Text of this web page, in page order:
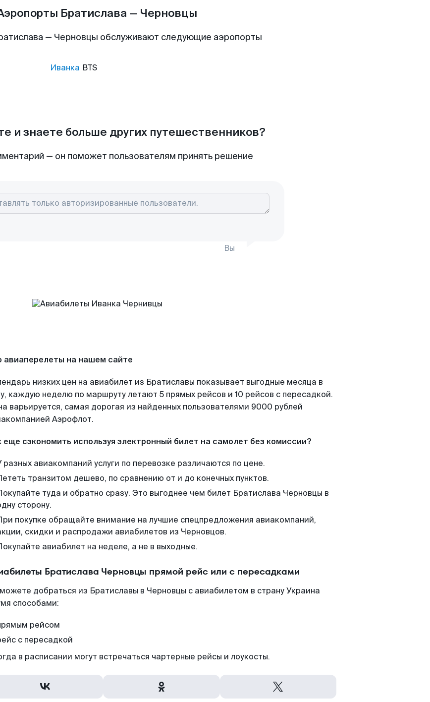
Братислава — Черновцы
— Черновцы обслуживают следующие аэропорты
Иванка BTS
и знаете больше других путешественников?
— он поможет пользователям принять решение
Вы
авиаперелеты на нашем сайте
низких цен на авиабилет из Братиславы показывает выгодные месяца в
каждую неделю по маршруту летают 5 прямых рейсов и 10 рейсов с пересадкой.
варьируется, самая дорогая из найденных пользователями 9000 рублей
Аэрофлот.
еще сэкономить используя электронный билет на самолет без комиссии?
разных авиакомпаний услуги по перевозке различаются по цене.
транзитом дешево, по сравнению от и до конечных пунктов.
туда и обратно сразу. Это выгоднее чем билет Братислава Черновцы в
сторону.
покупке обращайте внимание на лучшие спецпредложения авиакомпаний,
скидки и распродажи авиабилетов из Черновцов.
авиабилет на неделе, а не в выходные.
Братислава Черновцы прямой рейс или с пересадками
добраться из Братиславы в Черновцы с авиабилетом в страну Украина
способами:
рейсом
с пересадкой
в расписании могут встречаться чартерные рейсы и лоукосты.